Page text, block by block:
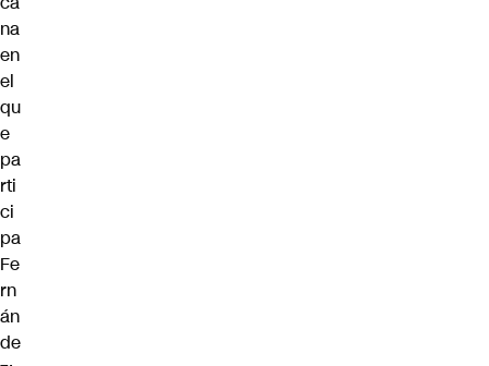
na
en
el
qu
e
pa
rti
ci
pa
Fe
rn
án
de